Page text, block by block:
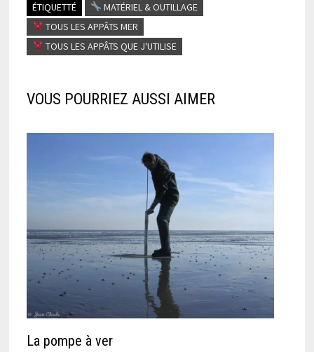
ÉTIQUETTÉ
MATÉRIEL & OUTILLAGE
TOUS LES APPÂTS MER
TOUS LES APPÂTS QUE J'UTILISE
VOUS POURRIEZ AUSSI AIMER
La pompe à ver